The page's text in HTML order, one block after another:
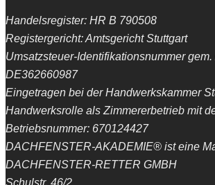
Handelsregister: HR B 790508
Registergericht: Amtsgericht Stuttgart
Umsatzsteuer-Identifikationsnummer
DE362660987
Eingetragen bei der Handwerkskammer
Handwerksrolle als Zimmererbetrieb mit
Betriebsnummer: 670124427
DACHFENSTER-AKADEMIE® ist eine
DACHFENSTER-RETTER GMBH